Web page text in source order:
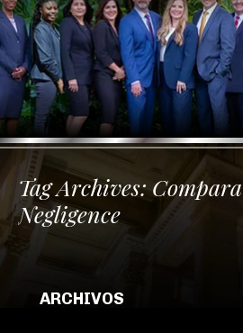
Tag Archives:
Negligence
ARCHIVOS